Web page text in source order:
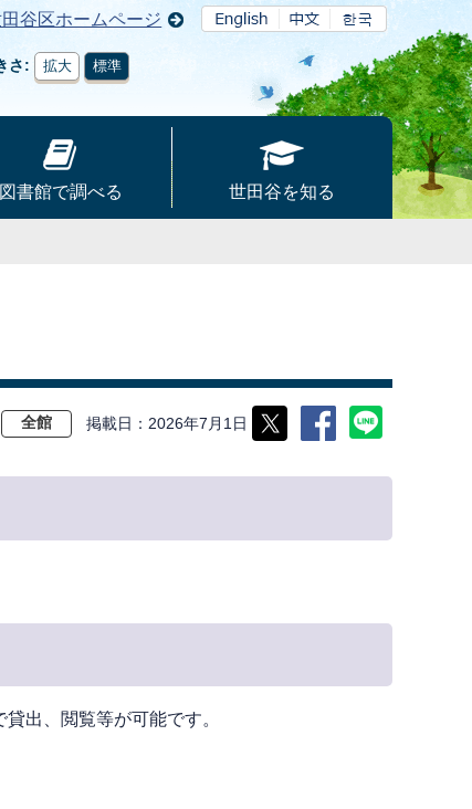
谷区ホームページ
さ 拡大 標準
図書館で調べる 世田谷を知る
全館 掲載日 2026年7月1日
出、閲覧等が可能です。